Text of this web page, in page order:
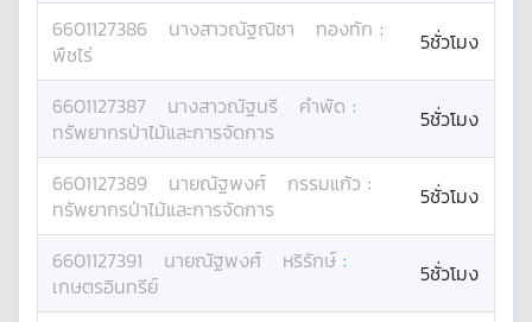
6601127386
นางสาวณัฐณิชา ทองทัก :
พืชไร่
5ชั่วโมง
6601127387 นางสาวณัฐนรี คำพัด :
ทรัพยากรป่าไม้และการจัดการ
5ชั่วโมง
6601127389 นายณัฐพงศ์ กรรมแก้ว :
ทรัพยากรป่าไม้และการจัดการ
5ชั่วโมง
6601127391 นายณัฐพงศ์ หริรักษ์ :
เกษตรอินทรีย์
5ชั่วโมง